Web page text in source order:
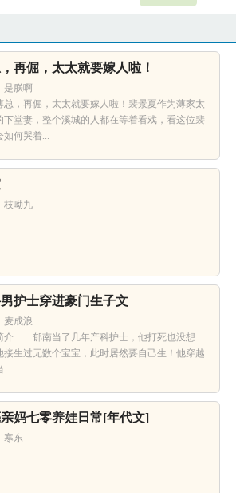
再倔，太太就要嫁人啦！
是朕啊
总，再倔，太太就要嫁人啦！裴景夏作为薄家太
下堂妻，整个溪城的人都在等着看戏，看这位裴
如何哭着...
枝呦九
护士穿进豪门生子文
麦成浪
介 郁南当了几年产科护士，他打死也没想
接生过无数个宝宝，此时居然要自己生！他穿越
...
妈七零养娃日常[年代文]
寒东